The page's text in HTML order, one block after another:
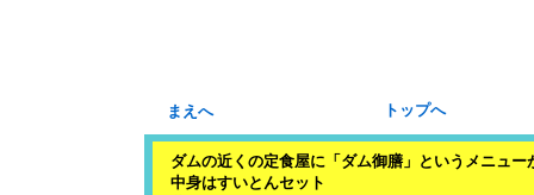
まえへ トップへ
ダムの近くの定食屋に「ダム御膳」というメニュー
中身はすいとんセット